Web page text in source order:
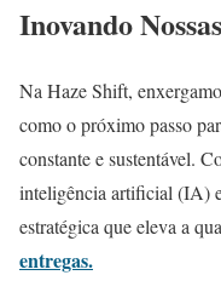
Inovando
Na Haze Shift,
como o próximo passo
constante e sustentável.
inteligência artificial (IA)
estratégica que eleva a
entregas.